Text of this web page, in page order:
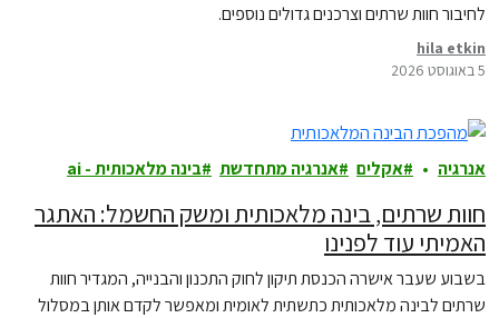
לחיבור חוות שרתים וצרכנים גדולים נוספים.
hila etkin
5 באוגוסט 2026
אנרגיה אקלים אנרגיה מתחדשת בינה מלאכותית - ai
חוות שרתים, בינה מלאכותית ומשק החשמל: האתגר
האמיתי עוד לפנינו
בשבוע שעבר אישרה הכנסת תיקון לחוק התכנון והבנייה, המגדיר חוות
שרתים לבינה מלאכותית כתשתית לאומית ומאפשר לקדם אותן במסלול